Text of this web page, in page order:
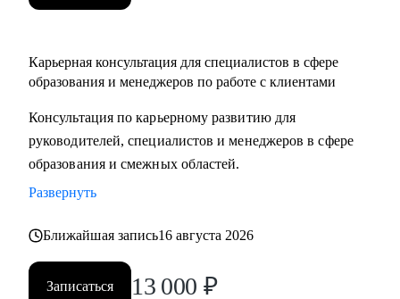
Карьерная консультация для специалистов в сфере
образования и менеджеров по работе с клиентами
Консультация по карьерному развитию для
руководителей, специалистов и менеджеров в сфере
образования и смежных областей.
Развернуть
Ближайшая запись16 августа 2026
Записаться 13 000 ₽